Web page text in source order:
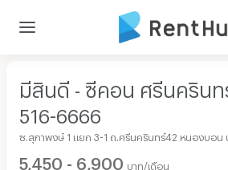
มีสินดี - ซีคอน ศรีนครินทร์
516-6666
ซ.สุภาพงษ์ 1 แยก 3-1 ถ.ศรีนครินทร์42 หนองบอน
5,450 - 6,900 บาท/เดือน